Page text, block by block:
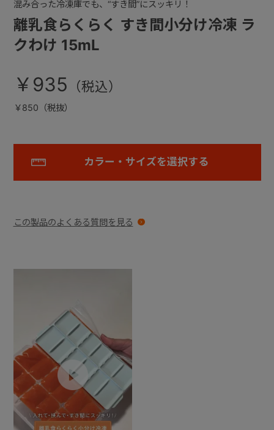
離乳食らくらく すき間小分け冷凍 ラ
クわけ 15mL
混み合った冷凍庫でも、“すき間”にスッキリ！
￥935
￥850（税抜）
カラー・サイズを選択する
この製品のよくある質問を見る